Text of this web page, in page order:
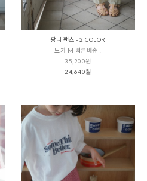
팡니 팬츠 - 2 COLOR
모카 M 빠른배송 !
35,200원
24,640원